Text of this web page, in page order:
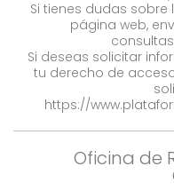
Si tienes dudas
página web,
Si deseas solicitar
tu derecho de
https://
Oficina de